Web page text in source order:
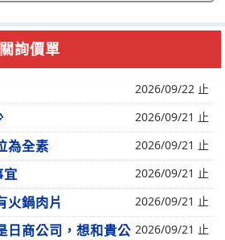
詢價單
2026/09/22 止
2026/09/21 止
為全素 2026/09/21 止
宜 2026/09/21 止
火鍋肉片 2026/09/21 止
日商公司，想和貴公 2026/09/21 止